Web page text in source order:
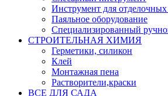
Инструмент для отделочных
Паяльное оборудование
Специализированный
СТРОИТЕЛЬНАЯ ХИМИЯ
Герметики, силикон
Клей
Монтажная пена
Растворители,краски
ВСЕ ДЛЯ САДА